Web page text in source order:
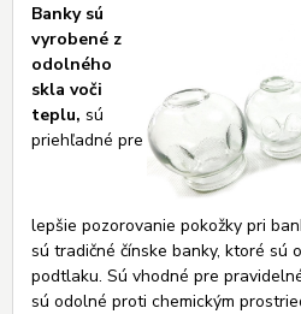
Banky sú
vyrobené z
odolného
skla voči
teplu, sú
priehľadné pre
lepšie pozorovanie pokožky pri
sú tradičné čínske banky, ktoré sú
podtlaku. Sú vhodné pre
sú odolné proti chemickým